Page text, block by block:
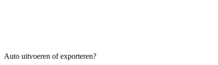
Auto uitvoeren of exporteren?